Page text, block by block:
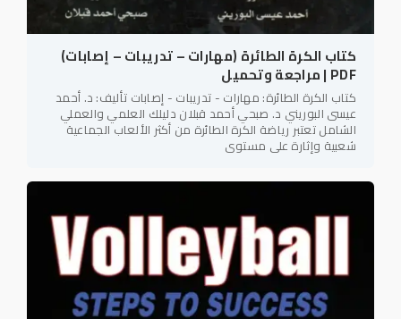
كتاب الكرة الطائرة (مهارات – تدريبات – إصابات)
PDF | مراجعة وتحميل
كتاب الكرة الطائرة: مهارات - تدريبات - إصابات تأليف: د. أحمد
عيسى البوريني د. صبحي أحمد قبلان دليلك العلمي والعملي
الشامل تعتبر رياضة الكرة الطائرة من أكثر الألعاب الجماعية
شعبية وإثارة على مستوى